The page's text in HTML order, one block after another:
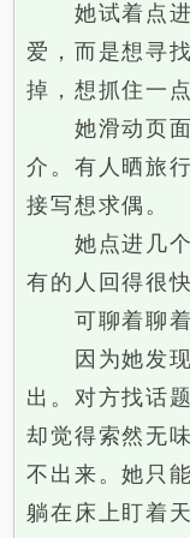
她试着点进
爱，而是想寻
掉，想抓住一
她滑动页面
介。有人晒旅
接写想求偶。
她点进几个
有的人回得很
可聊着聊着
因为她发现
出。对方找话
却觉得索然无
不出来。她只
躺在床上盯着